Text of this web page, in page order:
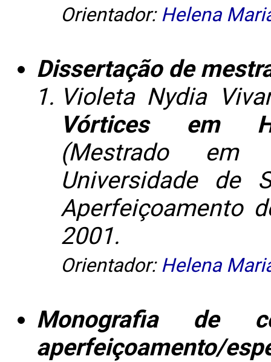
Orientador: Helena
Dissertação de
Violeta Nydia
Vórtices em
(Mestrado em
Universidade de
Aperfeiçoamento
2001.
Orientador: Helena
Monografia de
aperfeiçoamento/